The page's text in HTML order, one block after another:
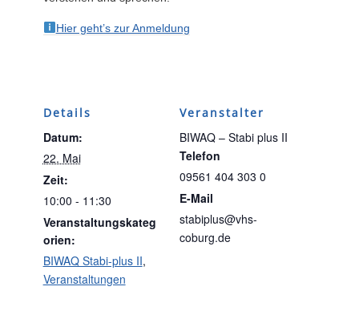
Hier geht’s zur Anmeldung
Details
Datum:
22. Mai
Zeit:
10:00 - 11:30
Veranstaltungskateg
orien:
BIWAQ Stabi-plus II,
Veranstaltungen
Veranstalter
BIWAQ – Stabi plus II
Telefon
09561 404 303 0
E-Mail
stabiplus@vhs-
coburg.de